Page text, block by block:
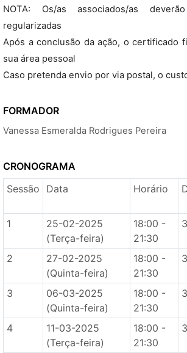
NOTA: Os/as associados/as
regularizadas
Após a conclusão da ação, o certificado
sua área pessoal
Caso pretenda envio por via postal, o
FORMADOR
Vanessa Esmeralda Rodrigues Pereira
CRONOGRAMA
Sessão
Data Horário
1
25-02-2025
(Terça-feira)
18:00 -
21:30
2
27-02-2025
(Quinta-feira)
18:00 -
21:30
3
06-03-2025
(Quinta-feira)
18:00 -
21:30
4
11-03-2025
(Terça-feira)
18:00 -
21:30